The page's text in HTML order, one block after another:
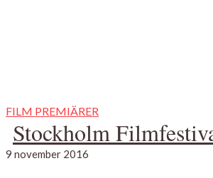
FILM PREMIÄRER
Stockholm
9 november 2016